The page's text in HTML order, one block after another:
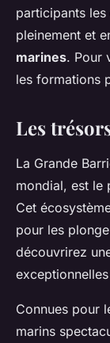
participants
pleinement et
marines. Pour
les formations
Les
La Grande
mondial, est le
Cet
pour les
découvrirez
Connues pour
marins